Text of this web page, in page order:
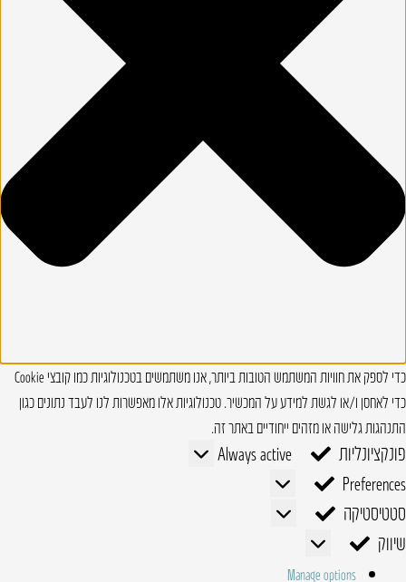
כדי לספק את חוויות המשתמש הטובות ביותר, אנו משתמשים בטכנולוגיות כמו קובצי Cookie
כדי לאחסן ו/או לגשת למידע על המכשיר. טכנולוגיות אלו מאפשרות לנו לעבד נתונים כגון
התנהגות גלישה או מזהים ייחודיים באתר זה.
פונקציונליות פונקציונליות
Always active
Preferences
Preferences
סטטיסטיקה
סטטיסטיקה
שיווק
שיווק
Manage options